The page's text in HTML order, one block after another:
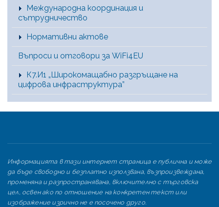
Международна координация и
сътрудничество
Нормативни актове
Въпроси и отговори за WiFi4EU
К7.И1 „Широкомащабно разгръщане на
цифрова инфраструктура”
Информацията в тази интернет страница е публична и може
да бъде свободно и безплатно използвана, възпроизвеждана,
променяна и разпространявана, включително с търговска
цел, освен ако по отношение на конкретен текст или
изображение изрично не е посочено друго.